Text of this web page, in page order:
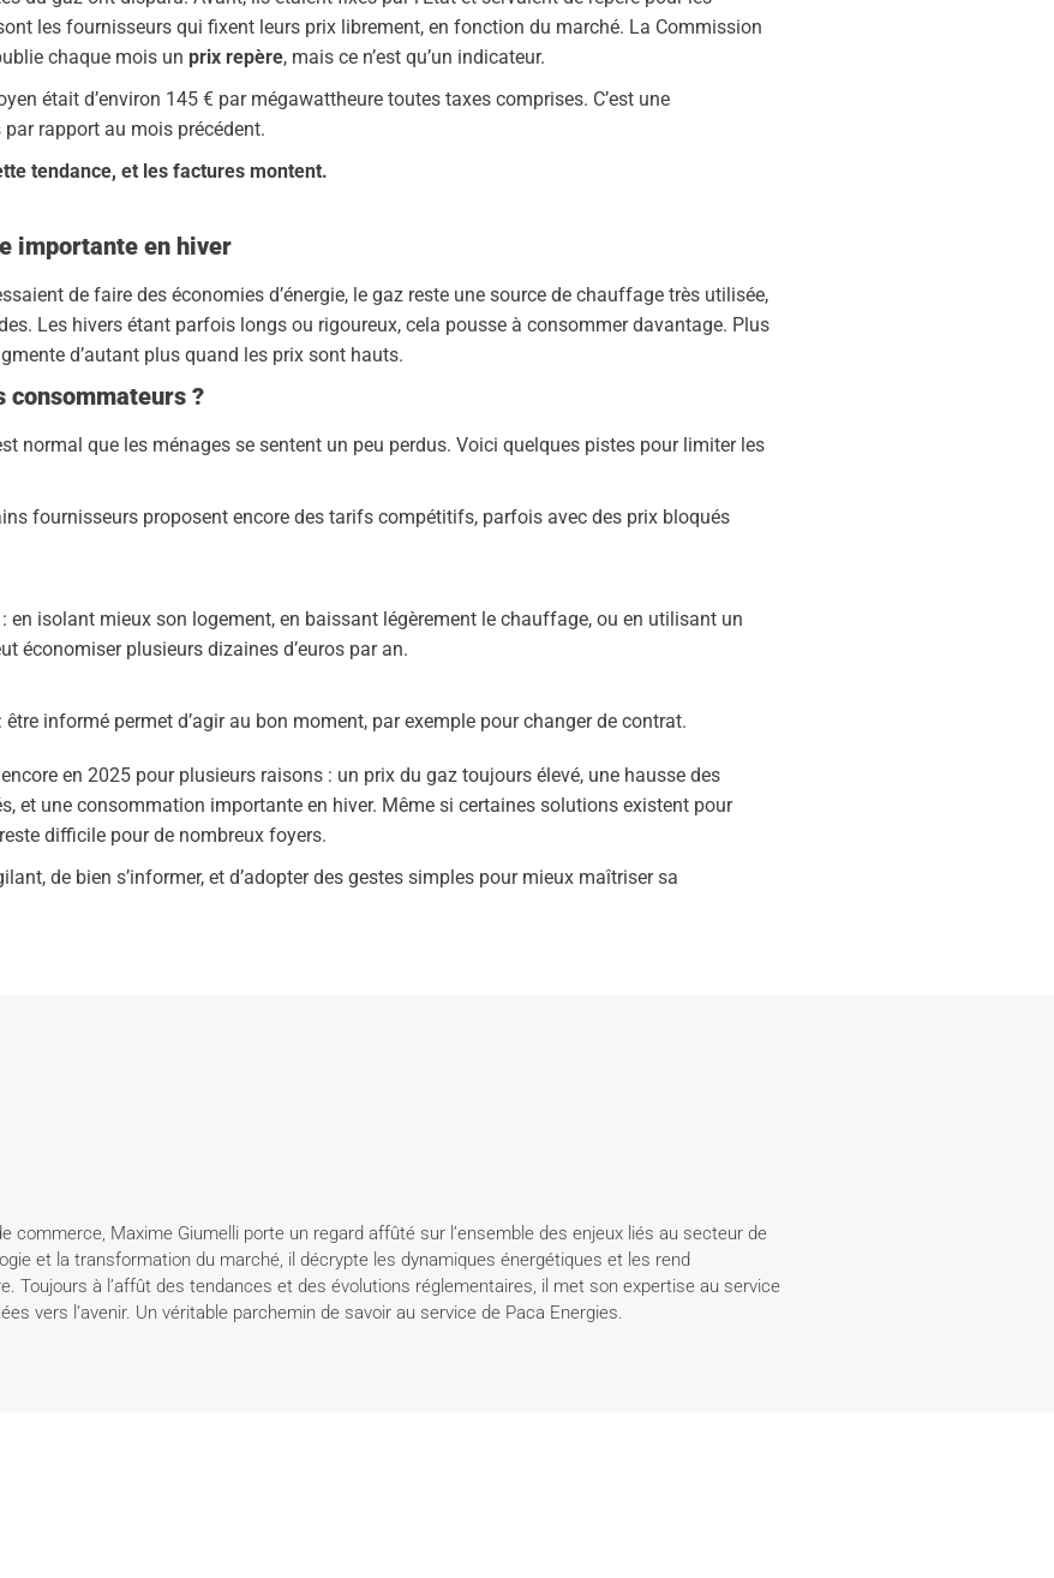
les fournisseurs qui fixent leurs prix librement, en fonction du marché. La Commission
chaque mois un prix repère, mais ce n’est qu’un indicateur.
était d’environ 145 € par mégawattheure toutes taxes comprises. C’est une
rapport au mois précédent.
tendance, et les factures montent.
importante en hiver
de faire des économies d’énergie, le gaz reste une source de chauffage très utilisée,
Les hivers étant parfois longs ou rigoureux, cela pousse à consommer davantage. Plus
d’autant plus quand les prix sont hauts.
consommateurs ?
normal que les ménages se sentent un peu perdus. Voici quelques pistes pour limiter les
fournisseurs proposent encore des tarifs compétitifs, parfois avec des prix bloqués
: en isolant mieux son logement, en baissant légèrement le chauffage, ou en utilisant un
économiser plusieurs dizaines d’euros par an.
: être informé permet d’agir au bon moment, par exemple pour changer de contrat.
en 2025 pour plusieurs raisons : un prix du gaz toujours élevé, une hausse des
et une consommation importante en hiver. Même si certaines solutions existent pour
difficile pour de nombreux foyers.
de bien s’informer, et d’adopter des gestes simples pour mieux maîtriser sa
commerce, Maxime Giumelli porte un regard affûté sur l’ensemble des enjeux liés au secteur de
et la transformation du marché, il décrypte les dynamiques énergétiques et les rend
Toujours à l’affût des tendances et des évolutions réglementaires, il met son expertise au service
vers l’avenir. Un véritable parchemin de savoir au service de Paca Energies.